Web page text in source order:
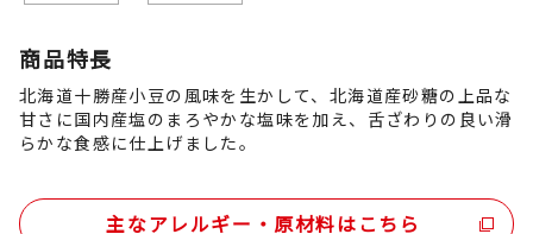
商品特長
北海道十勝産小豆の風味を生かして、北海道産砂糖の上品な
甘さに国内産塩のまろやかな塩味を加え、舌ざわりの良い滑
らかな食感に仕上げました。
主なアレルギー・原材料はこちら